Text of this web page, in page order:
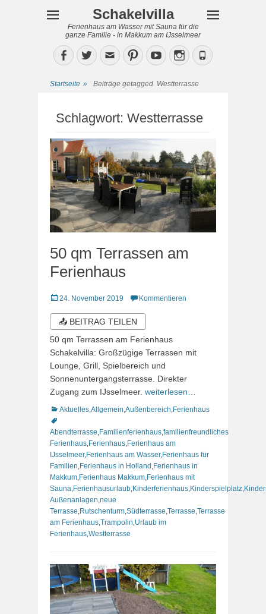
Schakelvilla
Ferienhaus am Wasser mit Sauna für die
ganze Familie - in Makkum am IJsselmeer
Facebook
TwitterEmailPinterestYouTubeInstagram
Phone
Startseite » Beiträge getagged Westterrasse
Schlagwort: Westterrasse
50 qm Terrassen am
Ferienhaus
Veröffentlicht
24. November 2019 Kommentieren
📤 BEITRAG TEILEN
50 qm Terrassen am Ferienhaus
Schakelvilla: Großzügige Terrassen mit
Lounge, Grill, Spielbereich und
Sonnenuntergangsterrasse. Direkter
Zugang zum IJsselmeer. weiterlesen…
Kategorien
Aktuelles Allgemein Außenbereich Ferienhaus
Abendterrasse Familienferienhaus familienfreundliches
Ferienhaus Ferienhaus Ferienhaus am
IJsselmeer, Ferienhaus am Wasser, Ferienhaus für
Familien Ferienhaus in Holland Ferienhaus in
Makkum Ferienhaus Makkum Ferienhaus mit
Sauna Ferienhausurlaub Kinderferienhaus Kinderspielplatz
Außenanlagen neue
Terrasse Rutschenturm Südterrasse Terrasse Terrasse
am Ferienhaus Trampolin Urlaub im
Ferienhaus Westterrasse